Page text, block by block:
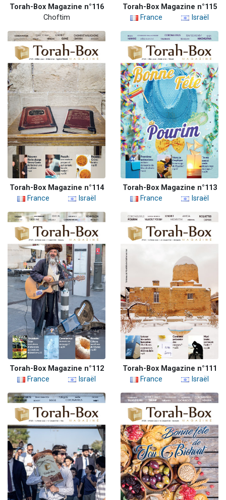
Torah-Box Magazine n°116
Choftim
Torah-Box Magazine n°115
France
Israël
Torah-Box Magazine n°114
France
Israël
Torah-Box Magazine n°113
France
Israël
Torah-Box Magazine n°112
France
Israël
Torah-Box Magazine n°111
France
Israël